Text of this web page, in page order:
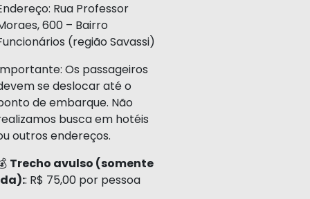
Rua Professor
600 – Bairro
(região Savassi)
Os passageiros
se deslocar até o
de embarque. Não
busca em hotéis
outros endereços.
Trecho avulso (somente
: R$ 75,00 por pessoa